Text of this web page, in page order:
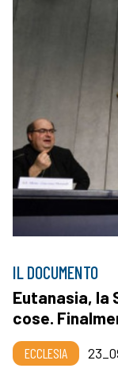
IL DOCUMENTO
Eutanasia, la
cose.
ECCLESIA